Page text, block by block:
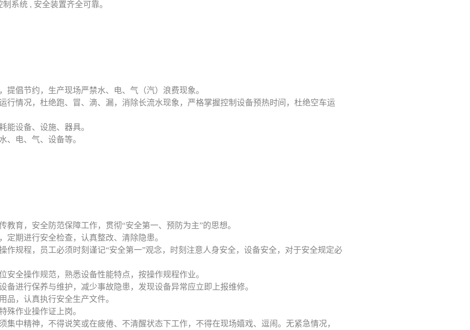
系统 , 安全装置齐全可靠。
提倡节约，生产现场严禁水、电、气（汽）浪费现象。
行情况，杜绝跑、冒、滴、漏，消除长流水现象，严格掌握控制设备预热时间，杜绝空车运
能设备、设施、器具。
、电、气、设备等。
教育，安全防范保障工作，贯彻“安全第一、预防为主”的思想。
定期进行安全检查，认真整改、清除隐患。
作规程，员工必须时刻谨记“安全第一”观念，时刻注意人身安全，设备安全，对于安全规定必
安全操作规范，熟悉设备性能特点，按操作规程作业。
备进行保养与维护，减少事故隐患，发现设备异常应立即上报维修。
品，认真执行安全生产文件。
殊作业操作证上岗。
集中精神，不得说笑或在疲倦、不清醒状态下工作，不得在现场嬉戏、逗闹。无紧急情况，